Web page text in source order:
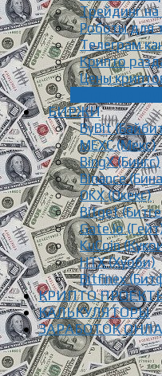
Трейдинг
Роботы для
Телеграм
Крипто
Цены
БИРЖИ
ByBit
MEXC (Мекс)
BingX (Бингс)
Binance
OKX (Окекс)
Bitget
Gate.io
KuCoin
HTX (Хуоби)
Bitfinex
КРИПТО
КАЛЬКУЛЯТОРЫ
ЗАРАБОТОК